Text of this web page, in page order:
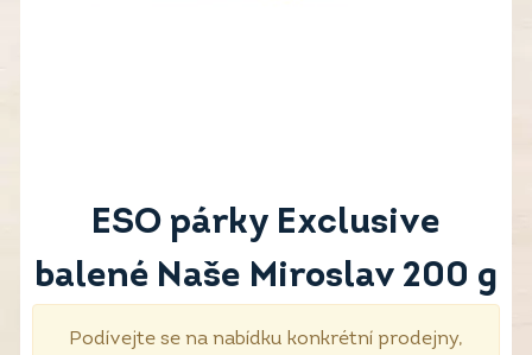
ESO párky Exclusive
balené Naše Miroslav 200 g
Podívejte se na nabídku konkrétní prodejny,